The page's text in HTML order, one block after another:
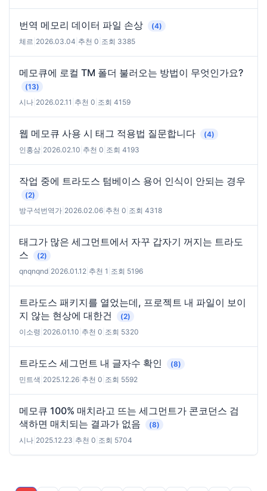
번역 메모리 데이터 파일 손상
(4)
체르 2026.03.04 추천 0 조회 3385
메모큐에 로컬 TM 폴더 불러오는 방법이 무엇인가요?
(13)
시나 2026.02.11 추천 0 조회 4159
웹 메모큐 사용 시 태그 적용법 질문합니다
(4)
인홍삼 2026.02.10 추천 0 조회 4193
작업 중에 트라도스 텀베이스 용어 인식이 안되는 경우
(2)
방구석번역가 2026.02.06 추천 0 조회 4318
태그가 많은 세그먼트에서 자꾸 갑자기 꺼지는 트라도
스
(2)
qnqnqnd 2026.01.12 추천 1 조회 5196
트라도스 패키지를 열었는데, 프로젝트 내 파일이 보이
지 않는 현상에 대한건
(2)
이소령 2026.01.10 추천 0 조회 5320
트라도스 세그먼트 내 글자수 확인
(8)
민트색 2025.12.26 추천 0 조회 5592
메모큐 100% 매치라고 뜨는 세그먼트가 콘코던스 검
색하면 매치되는 결과가 없음
(8)
시나 2025.12.23 추천 0 조회 5704